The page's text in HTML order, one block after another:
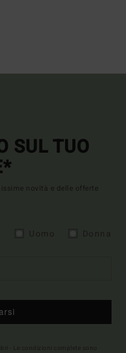
SUL TUO
novità e delle offerte